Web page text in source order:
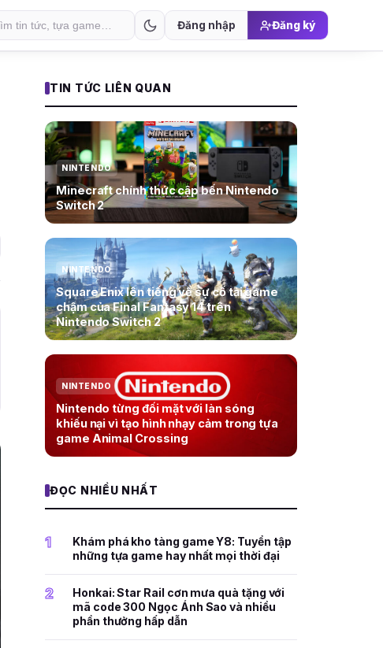
Đăng nhập Đăng ký
TIN TỨC LIÊN QUAN
NINTENDO
Minecraft chính thức cập bến Nintendo
Switch 2
NINTENDO
Square Enix lên tiếng về sự cố tải game
chậm của Final Fantasy 14 trên
Nintendo Switch 2
NINTENDO
Nintendo từng đối mặt với làn sóng
khiếu nại vì tạo hình nhạy cảm trong tựa
game Animal Crossing
ĐỌC NHIỀU NHẤT
1
Khám phá kho tàng game Y8: Tuyển tập
những tựa game hay nhất mọi thời đại
2
Honkai: Star Rail cơn mưa quà tặng với
mã code 300 Ngọc Ánh Sao và nhiều
phần thưởng hấp dẫn